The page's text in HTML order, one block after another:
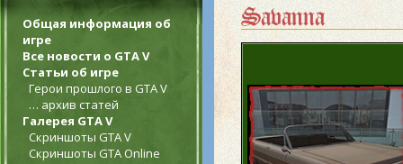
Общая информация об
игре
Все новости о GTA V
Статьи об игре
Герои прошлого в GTA V
… архив статей
Галерея GTA V
Скриншоты GTA V
Скриншоты GTA Online
Savanna